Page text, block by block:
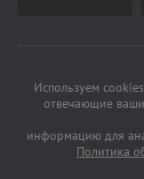
Используем
отвечающие
информацию для
Политика